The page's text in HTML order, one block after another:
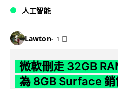
人工智能
Lawton 1 日
微軟刪走 32GB
為 8GB Surface 銷